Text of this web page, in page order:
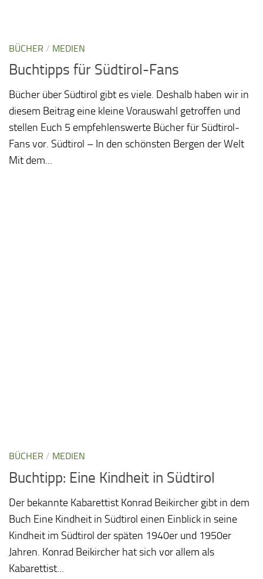
BÜCHER / MEDIEN
Buchtipps für Südtirol-Fans
Bücher über Südtirol gibt es viele. Deshalb haben wir in
diesem Beitrag eine kleine Vorauswahl getroffen und
stellen Euch 5 empfehlenswerte Bücher für Südtirol-
Fans vor. Südtirol – In den schönsten Bergen der Welt
Mit dem...
BÜCHER / MEDIEN
Buchtipp: Eine Kindheit in Südtirol
Der bekannte Kabarettist Konrad Beikircher gibt in dem
Buch Eine Kindheit in Südtirol einen Einblick in seine
Kindheit im Südtirol der späten 1940er und 1950er
Jahren. Konrad Beikircher hat sich vor allem als
Kabarettist...